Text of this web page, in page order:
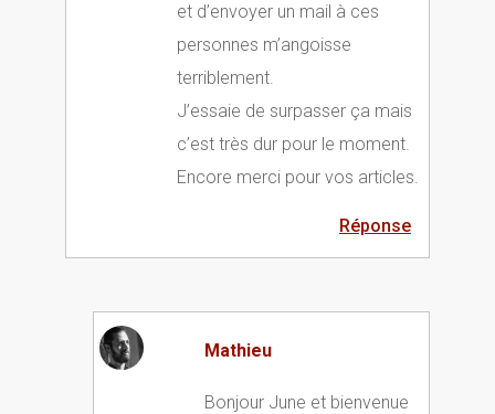
et d’envoyer un mail à ces
personnes m’angoisse
terriblement.
J’essaie de surpasser ça mais
c’est très dur pour le moment.
Encore merci pour vos articles.
Réponse
Mathieu
Bonjour June et bienvenue